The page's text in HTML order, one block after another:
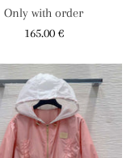
Only with order
165.00 €